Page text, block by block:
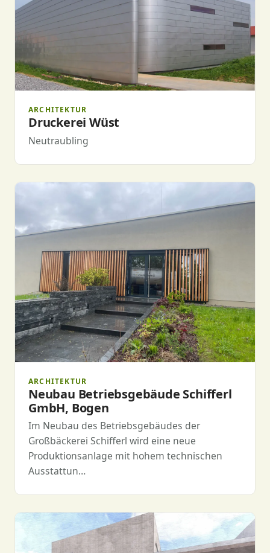
ARCHITEKTUR
Druckerei Wüst
Neutraubling
ARCHITEKTUR
Neubau Betriebsgebäude Schifferl
GmbH, Bogen
Im Neubau des Betriebsgebäudes der
Großbäckerei Schifferl wird eine neue
Produktionsanlage mit hohem technischen
Ausstattun…